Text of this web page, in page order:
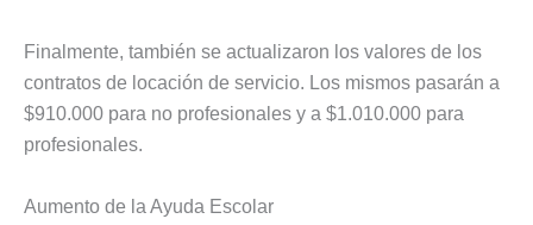
Finalmente, también se actualizaron los valores de los
contratos de locación de servicio. Los mismos pasarán a
$910.000 para no profesionales y a $1.010.000 para
profesionales.
Aumento de la Ayuda Escolar